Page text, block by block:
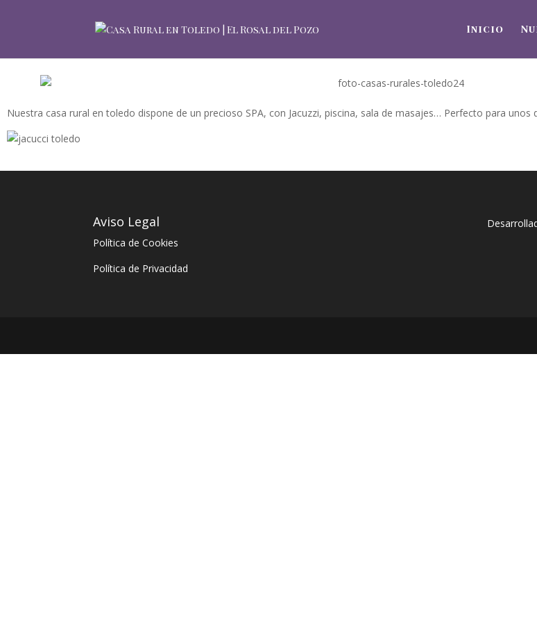
Inicio
Nuestra casa rural en toledo dispone de un precioso SPA, con Jacuzzi, piscina, sala de masajes… Perfecto para unos
Aviso Legal
Política de Cookies
Política de Privacidad